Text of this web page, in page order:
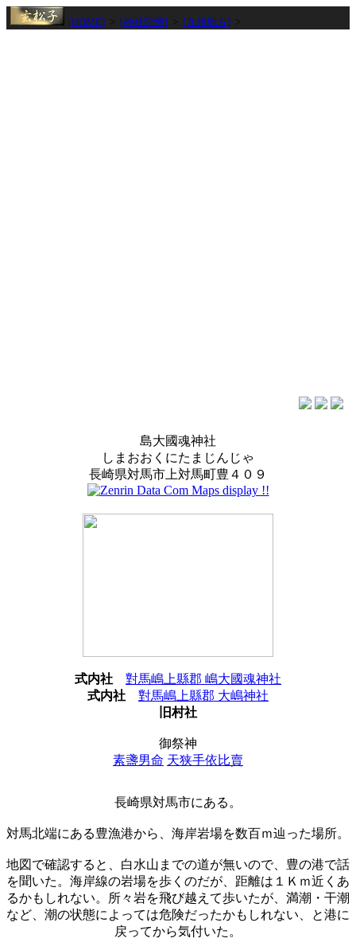
[HOME] [神社記憶] [九州地方]
島大國魂神社
しまおおくにたまじんじゃ
長崎県対馬市上対馬町豊４０９
式内社
對馬嶋上縣郡 嶋大國魂神社
式内社
對馬嶋上縣郡 大嶋神社
旧村社
御祭神
素盞男命 天狭手依比賣
長崎県対馬市にある。
対馬北端にある豊漁港から、海岸岩場を数百ｍ辿った場所。
地図で確認すると、白水山までの道が無いので、豊の港で話
を聞いた。海岸線の岩場を歩くのだが、距離は１Ｋｍ近くあ
るかもしれない。所々岩を飛び越えて歩いたが、満潮・干潮
など、潮の状態によっては危険だったかもしれない、と港に
戻ってから気付いた。